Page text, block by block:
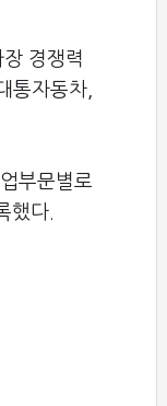
경쟁력
통자동차,
부문별로
했다.